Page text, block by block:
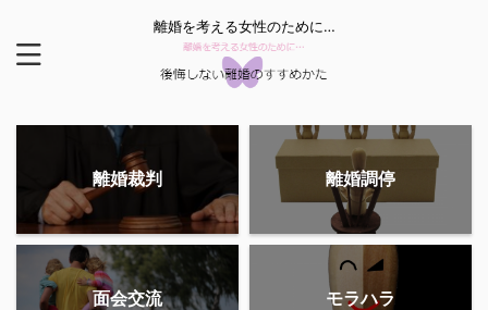
離婚を考える女性のために…
離婚裁判 離婚調停
面会交流 モラハラ